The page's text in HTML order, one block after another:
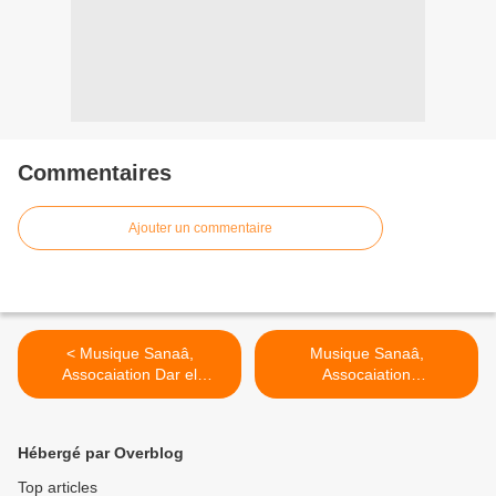
Commentaires
Ajouter un commentaire
< Musique Sanaâ,
Assocaiation Dar el
Gharnatia - Nouba Raml
Musique Sanaâ,
Assocaiation
esSoundoussia - Nouba
Hébergé par Overblog
Top articles